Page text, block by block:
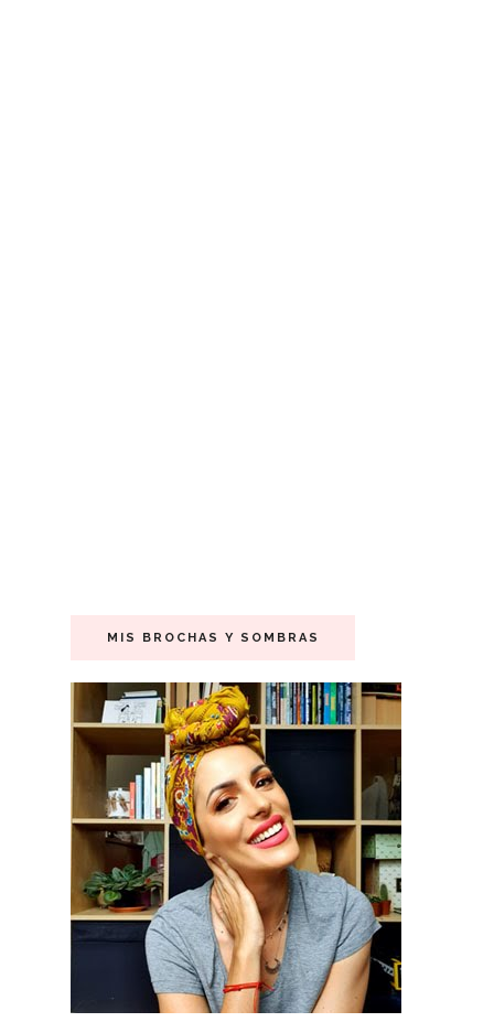
MIS BROCHAS Y SOMBRAS